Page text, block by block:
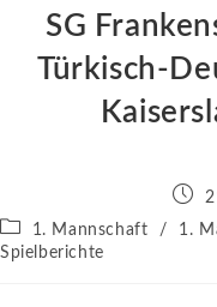
SG
Türkisch-
Beitrags-
Kategorie:
1. Mannschaft / 1.
Spielberichte